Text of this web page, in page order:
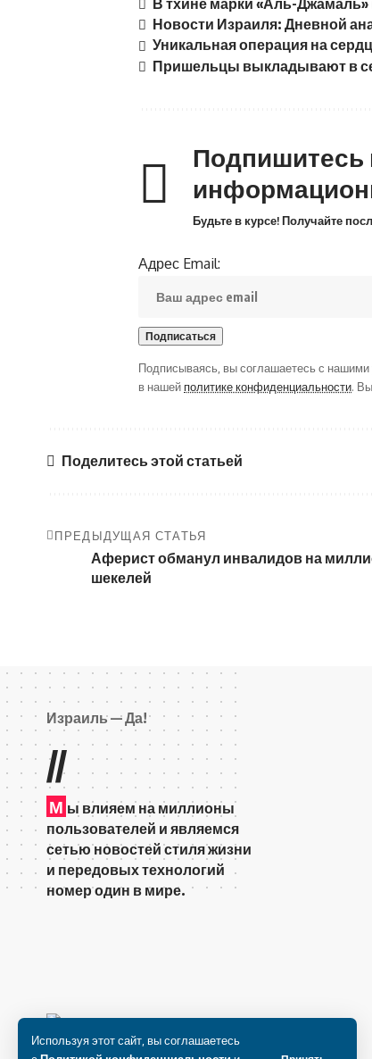
Используя этот сайт, вы соглашаетесь
Новости Израиля: Дневной
Уникальная операция на
Пришельцы выкладывают в
Будьте в курсе! Получайте
Адрес Email:
Подписываясь, вы соглашаетесь с нашими
в нашей политике конфиденциальности.
Поделитесь этой статьей
ПРЕДЫДУЩАЯ СТАТЬЯ
Аферист обманул инвалидов на
шекелей
Израиль — Да!
//
М ы влияем на миллионы
пользователей и являемся
сетью новостей стиля жизни
и передовых технологий
номер один в мире.